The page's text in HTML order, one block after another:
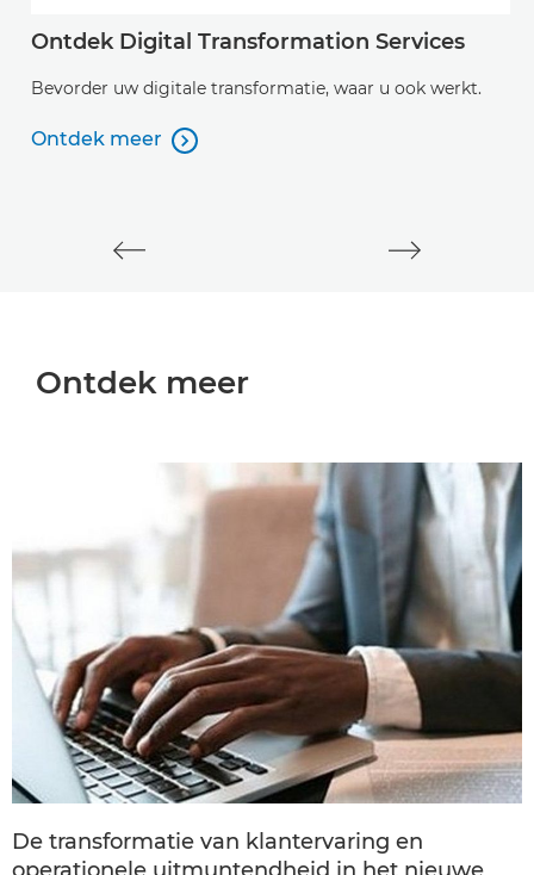
Ontdek Digital Transformation Services
Bevorder uw digitale transformatie, waar u ook werkt.
Ontdek meer
Ontdek meer

Ontdek meer
De transformatie van klantervaring en